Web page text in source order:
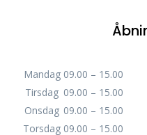
Mandag 09.00 – 15.00
Tirsdag 09.00 – 15.00
Onsdag 09.00 – 15.00
Torsdag 09.00 – 15.00